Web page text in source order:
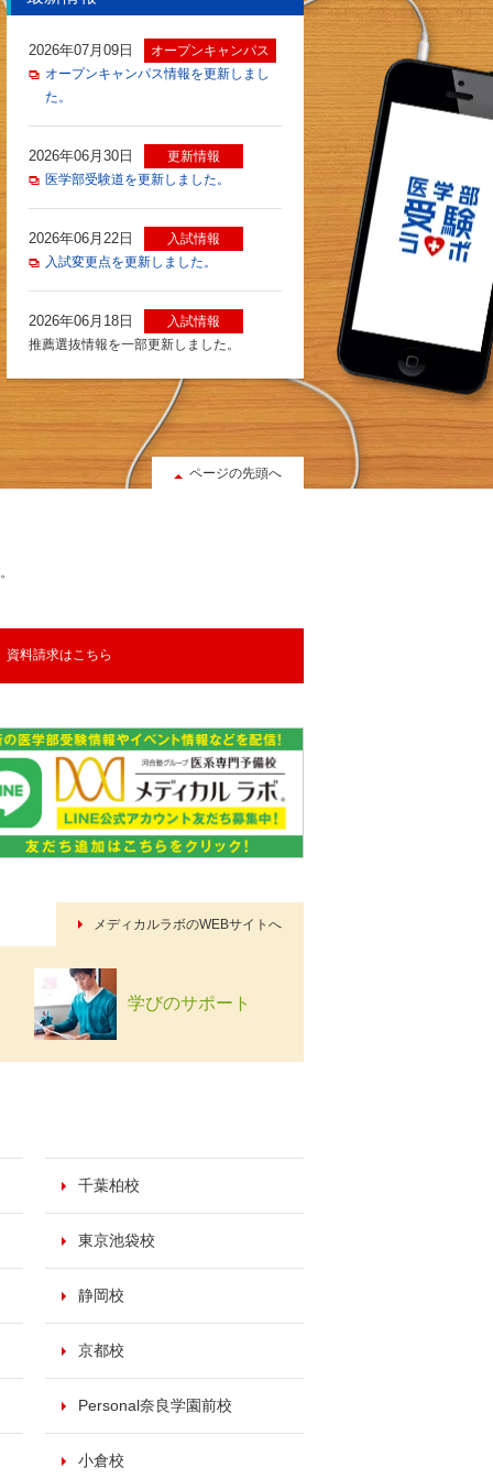
2026年07月09日
オープンキャンパス
オープンキャンパス情報を更新しまし
た。
2026年06月30日
更新情報
医学部受験道を更新しました。
2026年06月22日
入試情報
入試変更点を更新しました。
2026年06月18日
入試情報
推薦選抜情報を一部更新しました。
ページの先頭へ
資料請求はこちら
メディカルラボのWEBサイトへ
学びのサポート
千葉柏校
東京池袋校
静岡校
京都校
Personal奈良学園前校
小倉校